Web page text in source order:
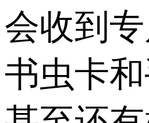
会收到
书虫卡和